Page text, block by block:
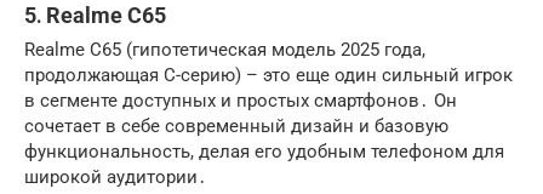
5․ Realme C65
Realme C65 (гипотетическая модель 2025 года,
продолжающая C-серию) – это еще один сильный игрок
в сегменте доступных и простых смартфонов․ Он
сочетает в себе современный дизайн и базовую
функциональность, делая его удобным телефоном для
широкой аудитории․